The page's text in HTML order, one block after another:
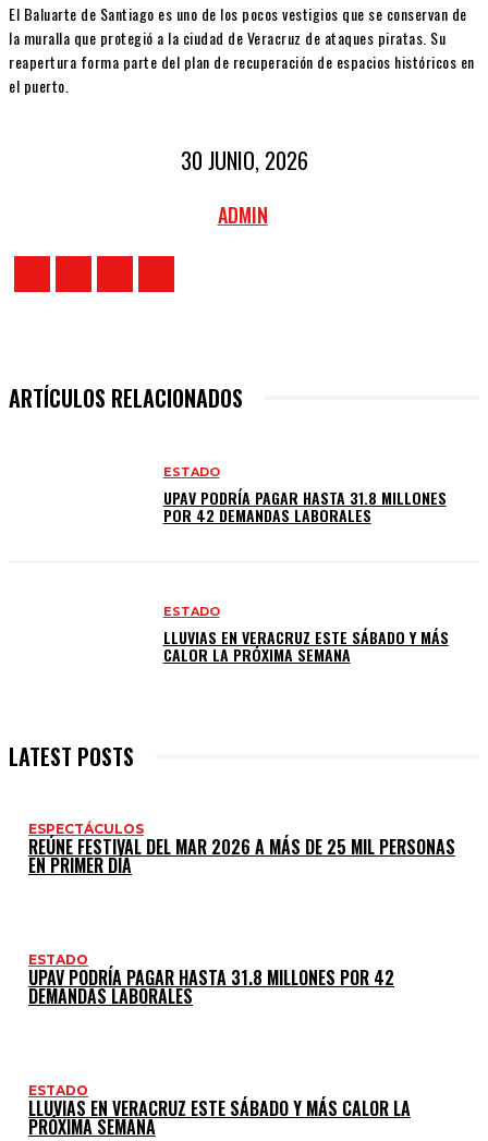
El Baluarte de Santiago es uno de los pocos vestigios que se conservan de
la muralla que protegió a la ciudad de Veracruz de ataques piratas. Su
reapertura forma parte del plan de recuperación de espacios históricos en
el puerto.
30 JUNIO, 2026
ADMIN
ARTÍCULOS RELACIONADOS
ESTADO
UPAV PODRÍA PAGAR HASTA 31.8 MILLONES
POR 42 DEMANDAS LABORALES
ESTADO
LLUVIAS EN VERACRUZ ESTE SÁBADO Y MÁS
CALOR LA PRÓXIMA SEMANA
LATEST POSTS
ESPECTÁCULOS
REÚNE FESTIVAL DEL MAR 2026 A MÁS DE 25 MIL PERSONAS
EN PRIMER DÍA
ESTADO
UPAV PODRÍA PAGAR HASTA 31.8 MILLONES POR 42
DEMANDAS LABORALES
ESTADO
LLUVIAS EN VERACRUZ ESTE SÁBADO Y MÁS CALOR LA
PRÓXIMA SEMANA